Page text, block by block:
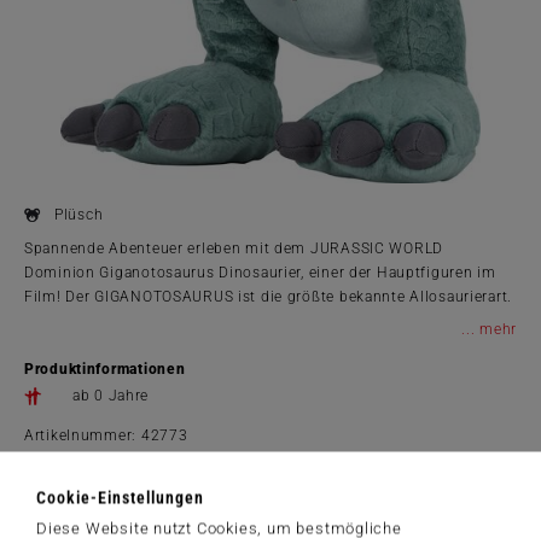
Cookie-Einstellungen
Diese Website nutzt Cookies, um bestmögliche
Plüsch
Spannende Abenteuer erleben mit dem JURASSIC WORLD
Dominion Giganotosaurus Dinosaurier, einer der Hauptfiguren im
Film! Der GIGANOTOSAURUS ist die größte bekannte Allosaurierart.
Produktinformationen
ab 0 Jahre
Artikelnummer: 42773